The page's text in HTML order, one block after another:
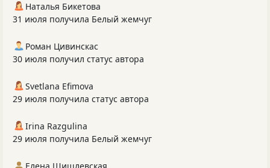
Наталья Бикетова
31 июля получила Белый жемчуг
Роман Цивинскас
30 июля получил статус автора
Svetlana Efimova
29 июля получила статус автора
Irina Razgulina
29 июля получила Белый жемчуг